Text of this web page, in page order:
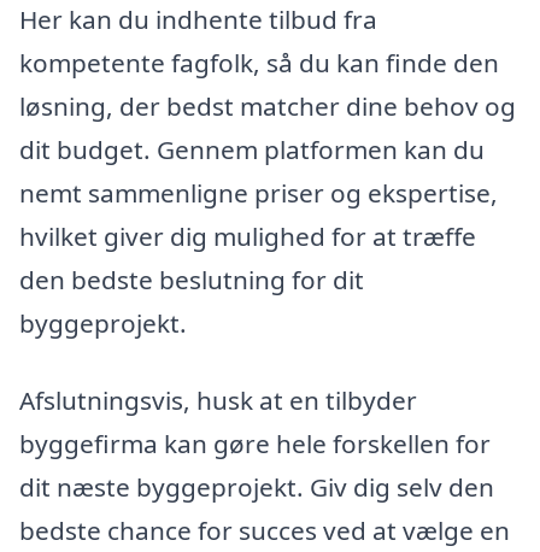
Her kan du indhente tilbud fra
kompetente fagfolk, så du kan finde den
løsning, der bedst matcher dine behov og
dit budget. Gennem platformen kan du
nemt sammenligne priser og ekspertise,
hvilket giver dig mulighed for at træffe
den bedste beslutning for dit
byggeprojekt.
Afslutningsvis, husk at en tilbyder
byggefirma kan gøre hele forskellen for
dit næste byggeprojekt. Giv dig selv den
bedste chance for succes ved at vælge en